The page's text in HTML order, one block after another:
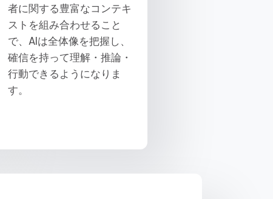
者に関する豊富なコンテキ
ストを組み合わせること
で、AIは全体像を把握し、
確信を持って理解・推論・
行動できるようになりま
す。